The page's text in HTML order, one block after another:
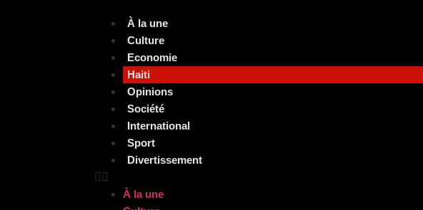
À la une
Culture
Economie
Haiti
Opinions
Société
International
Sport
Divertissement
À la une